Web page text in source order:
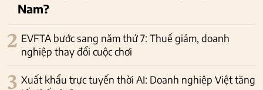
Nam?
2 EVFTA bước sang năm thứ 7: Thuế giảm, doanh
nghiệp thay đổi cuộc chơi
3 Xuất khẩu trực tuyến thời AI: Doanh nghiệp Việt tăng